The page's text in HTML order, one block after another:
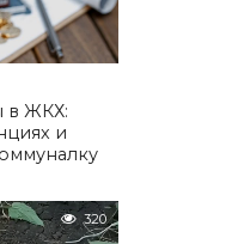
в ЖКХ:
и
320